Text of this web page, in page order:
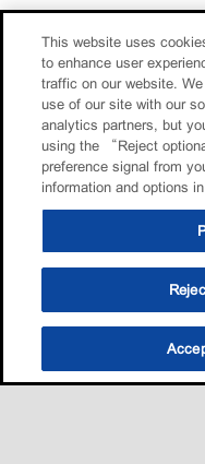
This website uses
to enhance user
traffic on our website.
use of our site with our
analytics partners, but
using the “Reject
preference signal from
information and options